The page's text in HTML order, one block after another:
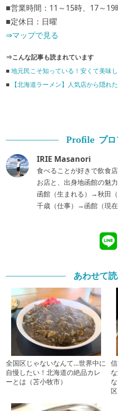
■営業時間：11～15時、17～19
■定休日：日曜
⇒マップで見る
⇒こんな記事も読まれています
■ 地元民こそ知っている！安くて美味
■
【北海道ラーメン】人気店から隠れ
Profile プ
IRIE Masanori
食べることが好きで飲食
お店と、出身地函館の魅力
函館（生まれる）→秋田
千歳（仕事）→函館（現在
あわせて
全国区じゃないなんて…世界中に
自慢したい！北海道の絶品カレ
ーとは（苫小牧市）
区